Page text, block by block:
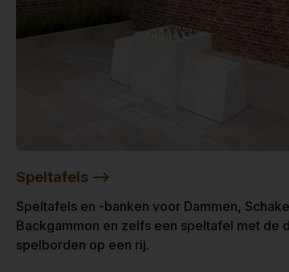
Speltafels -->
Speltafels en -banken voor Dammen,
Backgammon en zelfs een speltafel met de
spelborden op een rij.